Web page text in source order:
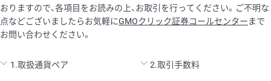
おりますので、各項目をお読みの上、お取引を行ってください。ご不明な
点などございましたらお気軽にGMOクリック証券コールセンターまで
お問い合わせください。
1.取扱通貨ペア 2.取引手数料